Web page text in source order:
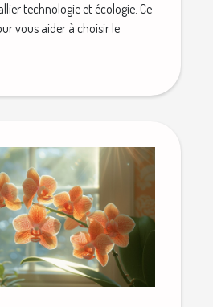
technologie et écologie. Ce
vous aider à choisir le